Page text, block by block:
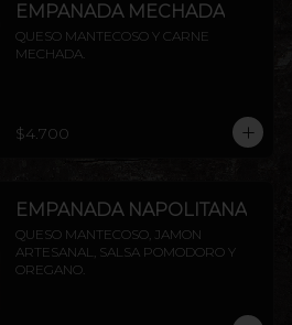
EMPANADA MECHADA
QUESO MANTECOSO Y CARNE
MECHADA.
$4.700
EMPANADA NAPOLITANA
QUESO MANTECOSO, JAMON
ARTESANAL, SALSA POMODORO Y
OREGANO.